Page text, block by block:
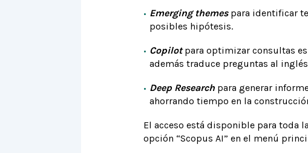
Emerging themespara identificar
posibles hipótesis.
Copilotpara optimizar consultas
además traduce preguntas al
Deep Research para generar
ahorrando tiempo en la
El acceso está disponible para toda
opción “Scopus AI” en el menú